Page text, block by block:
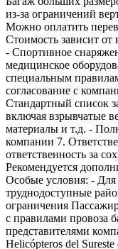
из-за ограничений
Можно оплатить
Стоимость зависит
- Спортивное
медицинское
специальным
согласование с
Стандартный список
включая взрывчатые
материалы и т.д. -
компании 7.
ответственность за
Рекомендуется
Особые условия: -
труднодоступные
ограничения
с правилами провоза
представителями
Helicópteros del